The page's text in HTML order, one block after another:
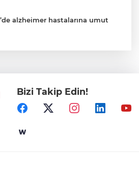
alzheimer hastalarına umut
Atlas’ı yaban hayatına ışık
İnegöl'de Alanyurt Yüzme
Bizi Takip Edin!